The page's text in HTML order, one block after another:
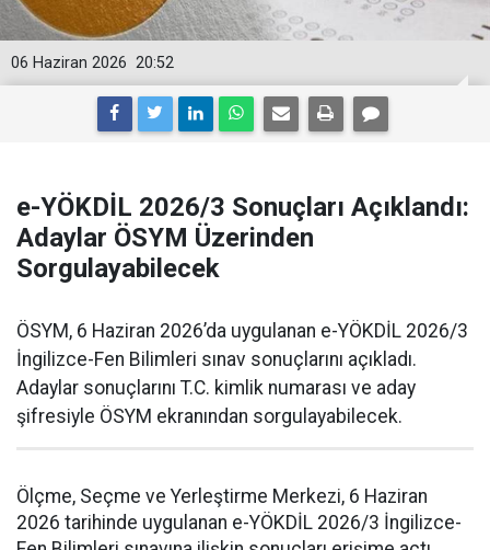
20:52
06 Haziran 2026
e-YÖKDİL 2026/3 Sonuçları Açıklandı:
Adaylar ÖSYM Üzerinden
Sorgulayabilecek
ÖSYM, 6 Haziran 2026’da uygulanan e-YÖKDİL 2026/3
İngilizce-Fen Bilimleri sınav sonuçlarını açıkladı.
Adaylar sonuçlarını T.C. kimlik numarası ve aday
şifresiyle ÖSYM ekranından sorgulayabilecek.
Ölçme, Seçme ve Yerleştirme Merkezi, 6 Haziran
2026 tarihinde uygulanan e-YÖKDİL 2026/3 İngilizce-